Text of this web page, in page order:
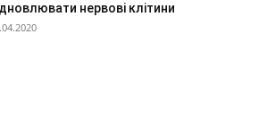
нервові клітини